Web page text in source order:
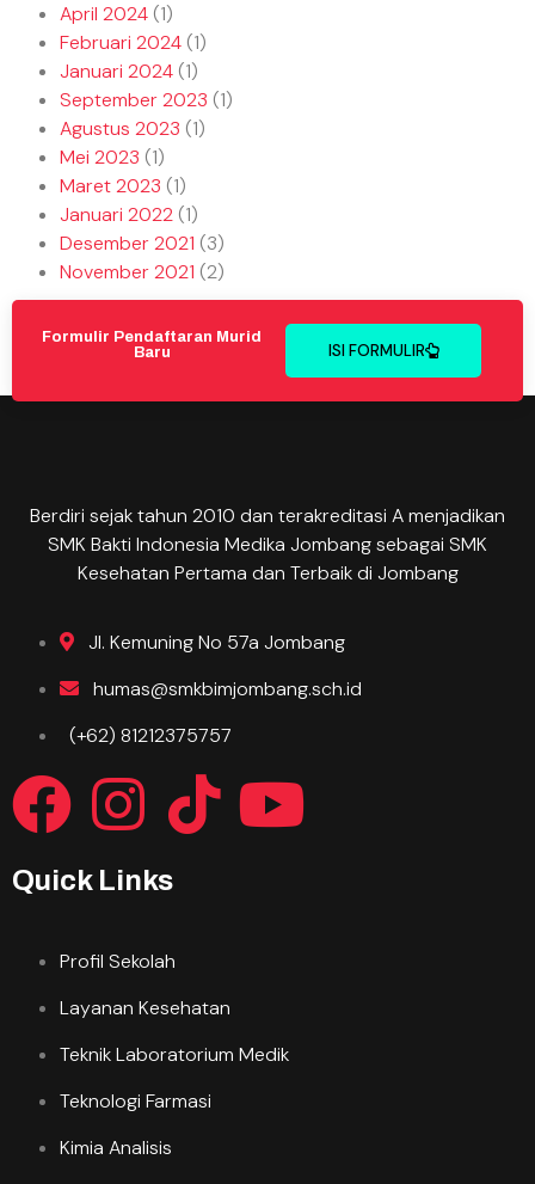
April 2024 (1)
Februari 2024 (1)
Januari 2024 (1)
September 2023 (1)
Agustus 2023 (1)
Mei 2023 (1)
Maret 2023 (1)
Januari 2022 (1)
Desember 2021 (3)
November 2021 (2)
Formulir Pendaftaran Murid
Baru
ISI FORMULIR
Berdiri sejak tahun 2010 dan terakreditasi A menjadikan
SMK Bakti Indonesia Medika Jombang sebagai SMK
Kesehatan Pertama dan Terbaik di Jombang
Jl. Kemuning No 57a Jombang
humas@smkbimjombang.sch.id
(+62) 81212375757
Quick Links
Profil Sekolah
Layanan Kesehatan
Teknik Laboratorium Medik
Teknologi Farmasi
Kimia Analisis